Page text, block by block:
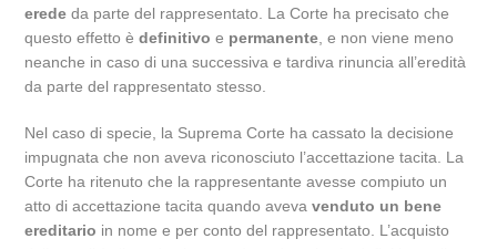
erede da parte del rappresentato. La Corte ha precisato che
questo effetto èdefinitivo e permanente , e non viene meno
neanche in caso di una successiva e tardiva rinuncia all’eredità
da parte del rappresentato stesso.
Nel caso di specie, la Suprema Corte ha cassato la decisione
impugnata che non aveva riconosciuto l’accettazione tacita. La
Corte ha ritenuto che la rappresentante avesse compiuto un
atto di accettazione tacita quando avevavenduto un bene
ereditario in nome e per conto del rappresentato. L’acquisto